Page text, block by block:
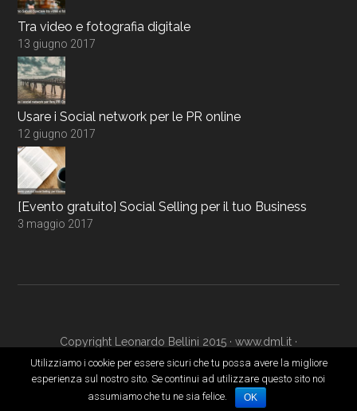
Tra video e fotografia digitale
13 giugno 2017
Usare i Social network per le PR online
12 giugno 2017
[Evento gratuito] Social Selling per il tuo Business
3 maggio 2017
Copyright Leonardo Bellini 2015 · www.dml.it ·
www.digitalmarketingacademy.it· Login
Utilizziamo i cookie per essere sicuri che tu possa avere la migliore
esperienza sul nostro sito. Se continui ad utilizzare questo sito noi
assumiamo che tu ne sia felice.
OK